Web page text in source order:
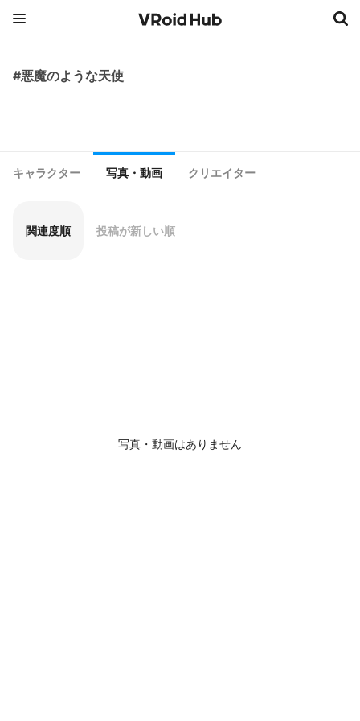
#悪魔のような天使
キャラクター 写真・動画 クリエイター
関連度順 投稿が新しい順
写真・動画はありません